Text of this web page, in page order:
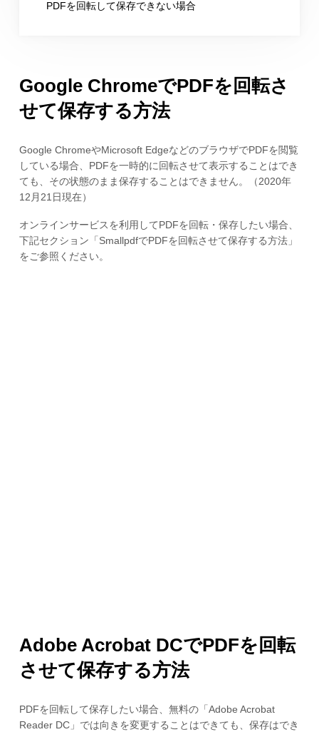
PDFを回転して保存できない場合
Google ChromeでPDFを回転さ
せて保存する方法
Google ChromeやMicrosoft EdgeなどのブラウザでPDFを閲覧
している場合、PDFを一時的に回転させて表示することはでき
ても、その状態のまま保存することはできません。（2020年
12月21日現在）
オンラインサービスを利用してPDFを回転・保存したい場合、
下記セクション「SmallpdfでPDFを回転させて保存する方法」
をご参照ください。
Adobe Acrobat DCでPDFを回転
させて保存する方法
PDFを回転して保存したい場合、無料の「Adobe Acrobat
Reader DC」では向きを変更することはできても、保存はでき